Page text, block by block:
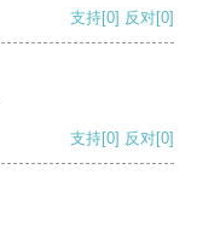
支持[0] 反对[0]
支持[0] 反对[0]